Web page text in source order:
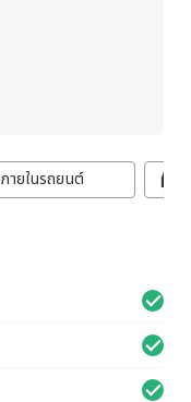
ภายในรถยนต์